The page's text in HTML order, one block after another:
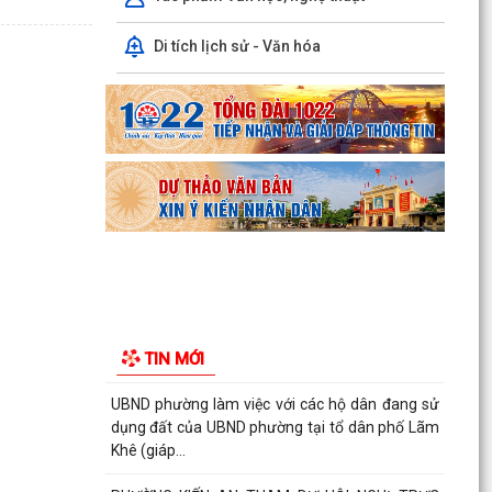
Di tích lịch sử - Văn hóa
TIN MỚI
Công văn số: 20/CV-TYT của Trạm y tế phường
v/v công khai số điện thoại đường dây nóng tiếp
nhận...
Lớp bồi dưỡng kiến thức An ninh phi truyền
thống và Quản trị an ninh phi truyền thống năm
2026
Công văn số 3357/UBND-KT ngày 28/7/2026
số...
UBND phường làm việc với các hộ dân đang sử
dụng đất của UBND phường tại tổ dân phố Lãm
Khê (giáp...